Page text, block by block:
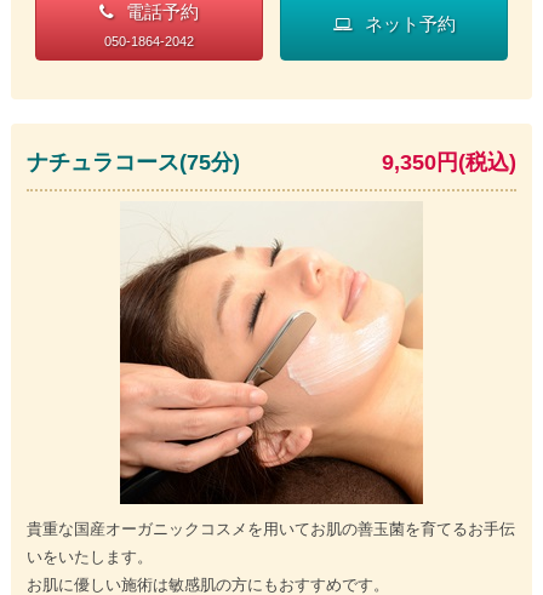
電話予約
050-1864-2042
ネット予約
ナチュラコース(75分) 9,350円(税込)
貴重な国産オーガニックコスメを用いてお肌の善玉菌を育てるお手伝
いをいたします。
お肌に優しい施術は敏感肌の方にもおすすめです。